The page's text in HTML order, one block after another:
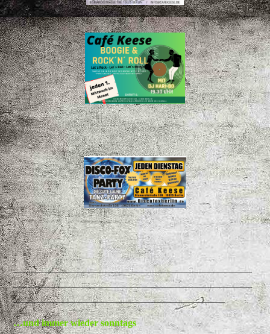
____________________________________________
____________________________________________
_______________________________________
…und immer wieder sonntags